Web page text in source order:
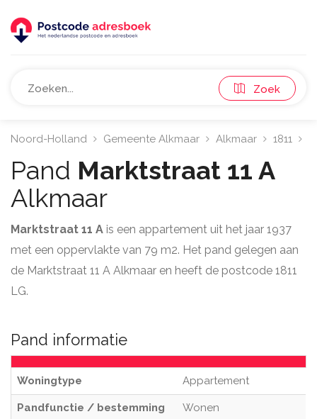
Zoek
Noord-Holland Gemeente Alkmaar Alkmaar 1811
Pand Marktstraat 11 A
Alkmaar
Marktstraat 11 A is een appartement uit het jaar 1937
met een oppervlakte van 79 m2. Het pand gelegen aan
de Marktstraat 11 A Alkmaar en heeft de postcode 1811
LG.
Pand informatie
Woningtype Appartement
Pandfunctie / bestemming Wonen